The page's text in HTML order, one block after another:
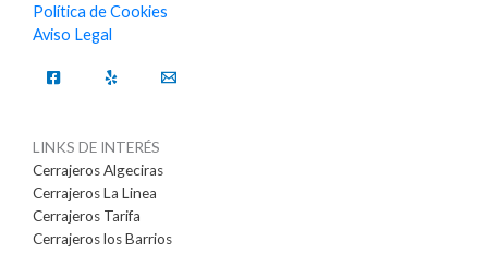
Política de Cookies
Aviso Legal
LINKS DE INTERÉS
Cerrajeros Algeciras
Cerrajeros La Linea
Cerrajeros Tarifa
Cerrajeros los Barrios